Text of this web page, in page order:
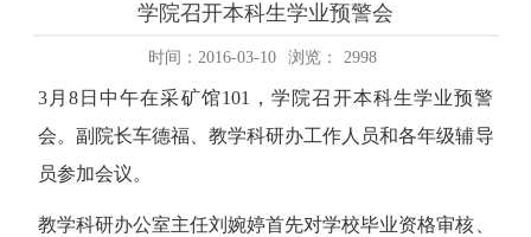
学院召开本科生学业预警会
时间：2016-03-10 浏览： 2998
3月8日中午在采矿馆101，学院召开本科生学业预警
会。副院长车德福、教学科研办工作人员和各年级辅导
员参加会议。
教学科研办公室主任刘婉婷首先对学校毕业资格审核、